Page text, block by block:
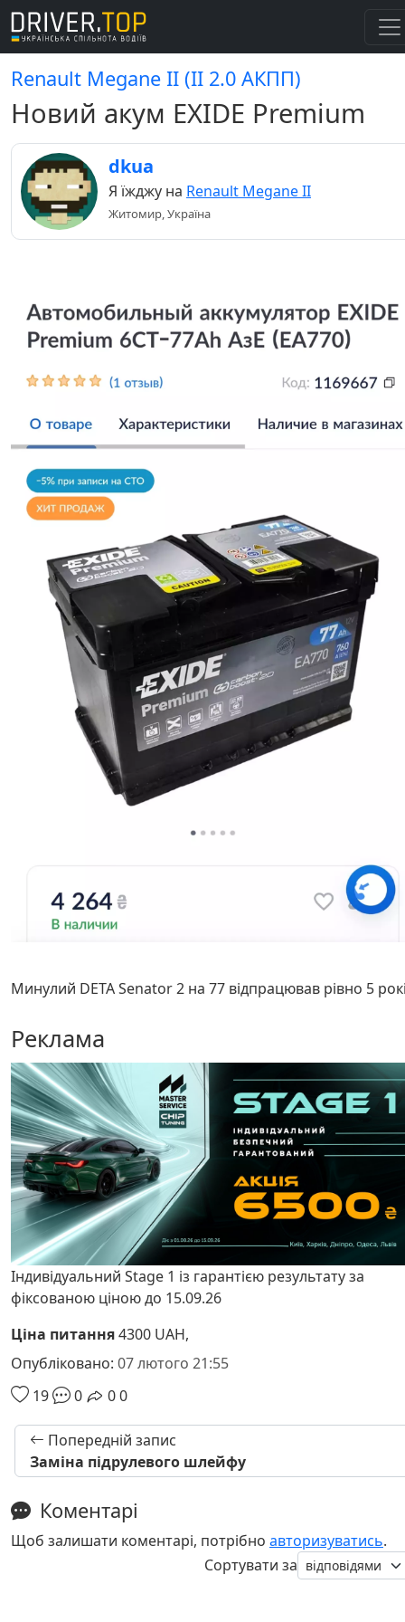
Renault Megane II (II 2.0 АКПП)
Новий акум EXIDE Premium
dkua
Я їжджу на Renault Megane II
Житомир, Україна
Минулий DETA Senator 2 на 77 відпрацював рівно 5
Реклама
Індивідуальний Stage 1 із гарантією результату за
фіксованою ціною до 15.09.26
Ціна питання4300 UAH,
Опубліковано: 07 лютого 21:55
19
0 00
Попередній запис
Заміна підрулевого шлейфу
Коментарі
Щоб залишати коментарі, потрібно авторизуватись.
Сортувати за